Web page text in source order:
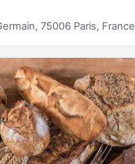
75006 Paris, France